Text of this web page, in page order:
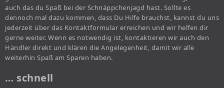
auch das du Spaß bei der Schnäppchenjagd hast. Sollte es
dennoch mal dazu kommen, dass Du Hilfe brauchst, kannst du uns
jederzeit über das Kontaktformular erreichen und wir helfen dir
gerne weiter. Wenn es notwendig ist, kontaktieren wir auch den
Händler direkt und klären die Angelegenheit, damit wir alle
weiterhin Spaß am Sparen haben.
… schnell